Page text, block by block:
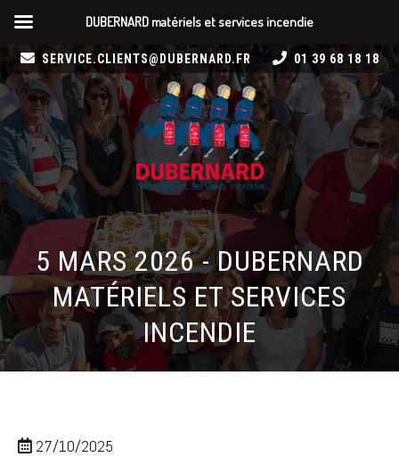
SERVICE.CLIENTS@DUBERNARD.FR 01 39 68 18 18
5 MARS 2026 - DUBERNARD
MATÉRIELS ET SERVICES
INCENDIE
27/10/2025
DUBERNARD matériels et services incendie